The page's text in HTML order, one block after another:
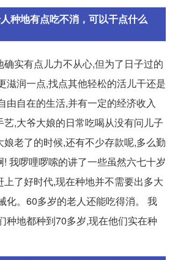
种地有点吃不消，可以干点什么
实有点儿力不从心,但为了日子过的
滋润一点,找点其他轻松的活儿干还是
由自在的生活,并有一定的经济收入
艺,大爷大娘的日常吃喝从没有问儿子
老了的时候,还有不少存款呢,多么勤
我啰哩啰嗦的讲了一些虽然六七十岁
上了好时代,现在种地并不需要出多大
化。60多岁的老人还能吃得消。 我
种地都种到70多岁,现在他们实在种